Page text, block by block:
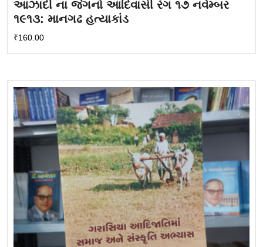
આઝાદી ના જંગનો આદિવાસી રંગ ૧૭ નવેમ્બર
૧૯૧૩: માનગઢ હત્યાકાંડ
₹160.00